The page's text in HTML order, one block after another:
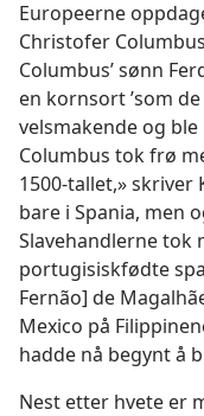
Europeerne
Christofer
Columbus’ sønn
en kornsort ’som
velsmakende og
Columbus tok frø
1500-tallet,» skriver
bare i Spania, men
Slavehandlerne tok
portugisiskfødte
Fernão] de
Mexico på
hadde nå begynt å
Nest etter hvete er